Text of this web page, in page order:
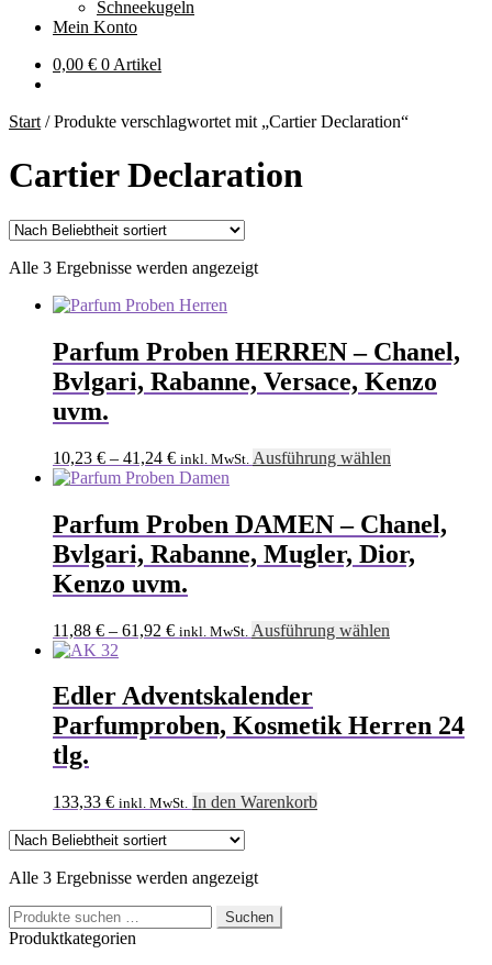
Schneekugeln
Mein Konto
0,00 € 0 Artikel
Start /Produkte verschlagwortet mit „Cartier Declaration“
Cartier Declaration
Alle 3 Ergebnisse werden angezeigtNach
Parfum Proben HERREN – Chanel,
Bvlgari, Rabanne, Versace, Kenzo
uvm.
10,23 € – 41,24 € inkl. MwSt. Ausführung wählen
mehrere
Varianten
auf.
werden
Parfum Proben DAMEN – Chanel,
Bvlgari, Rabanne, Mugler, Dior,
Kenzo uvm.
11,88 € – 61,92 € inkl. MwSt. Ausführung wählen
auf.
Edler Adventskalender
Parfumproben, Kosmetik Herren 24
tlg.
133,33 € inkl. MwSt. In den Warenkorb
Alle 3 Ergebnisse werden angezeigtNach
sortiert
Suchen
nach:
Suchen
Produktkategorien